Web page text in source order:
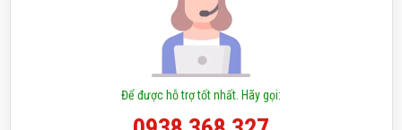
Để được hỗ trợ tốt nhất. Hãy gọi: